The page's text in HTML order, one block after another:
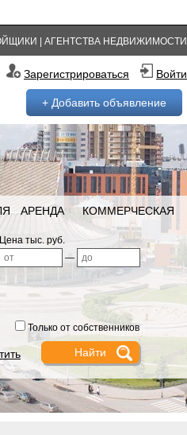
АГЕНТСТВА НЕДВИЖИМОСТИ
Зарегистрироваться Войти
+ Добавить объявление
АРЕНДА КОММЕРЧЕСКАЯ
Цена тыс. руб.
—
Только от собственников